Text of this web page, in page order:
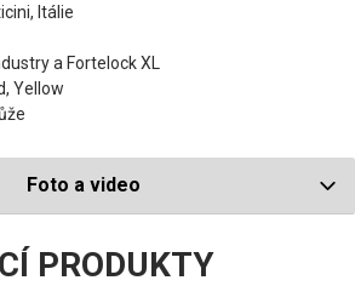
Itálie
a Fortelock XL
Yellow
Foto a video
PRODUKTY